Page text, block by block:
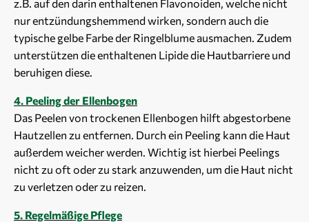
z.B. auf den darin enthaltenen Flavonoiden, welche nicht
nur entzündungshemmend wirken, sondern auch die
typische gelbe Farbe der Ringelblume ausmachen. Zudem
unterstützen die enthaltenen Lipide die Hautbarriere und
beruhigen diese.
4. Peeling der Ellenbogen
Das Peelen von trockenen Ellenbogen hilft abgestorbene
Hautzellen zu entfernen. Durch ein Peeling kann die Haut
außerdem weicher werden. Wichtig ist hierbei Peelings
nicht zu oft oder zu stark anzuwenden, um die Haut nicht
zu verletzen oder zu reizen.
5. Regelmäßige Pflege